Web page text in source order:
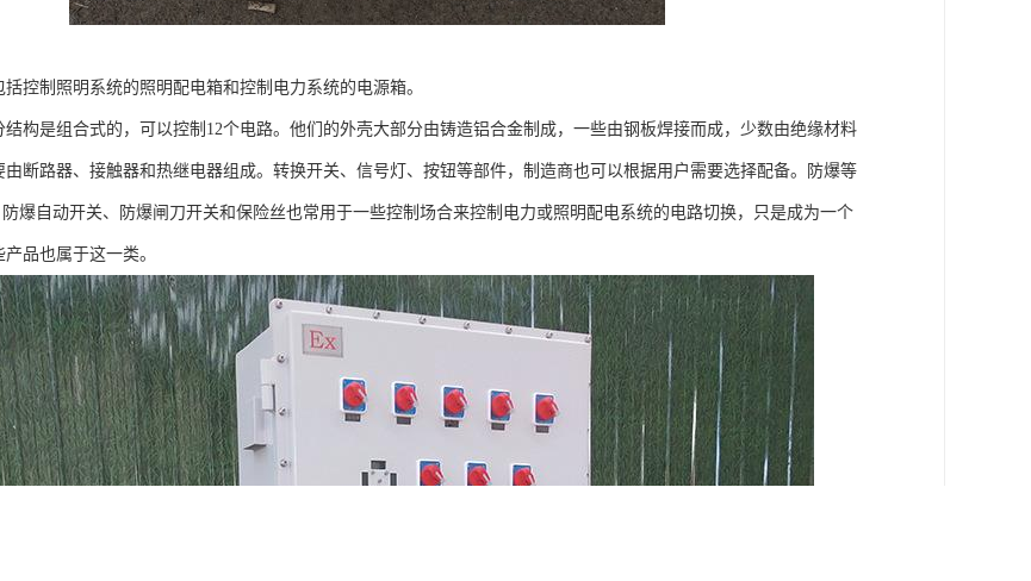
控制照明系统的照明配电箱和控制电力系统的电源箱。
构是组合式的，可以控制12个电路。他们的外壳大部分由铸造铝合金制成，一些由钢板焊接而成，少数由绝缘材料
由断路器、接触器和热继电器组成。转换开关、信号灯、按钮等部件，制造商也可以根据用户需要选择配备。防爆等
爆自动开关、防爆闸刀开关和保险丝也常用于一些控制场合来控制电力或照明配电系统的电路切换，只是成为一个
品也属于这一类。